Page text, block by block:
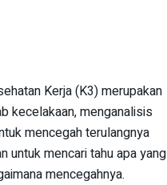
Kerja (K3) merupakan
kecelakaan, menganalisis
mencegah terulangnya
untuk mencari tahu apa yang
mencegahnya.